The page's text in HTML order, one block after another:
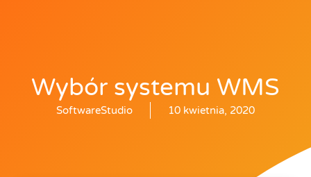
Wybór systemu WMS
SoftwareStudio 10 kwietnia, 2020